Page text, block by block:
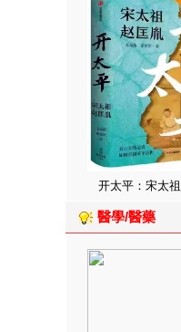
开太平：宋太
醫學/醫藥